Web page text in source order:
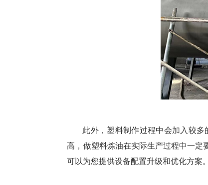
此外，塑料制作过程中会加入较
高，做塑料炼油在实际生产过程中一定
可以为您提供设备配置升级和优化方案。